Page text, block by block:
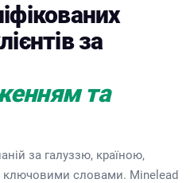
за
та
за галуззю, країною,
ключовими словами. Minelead